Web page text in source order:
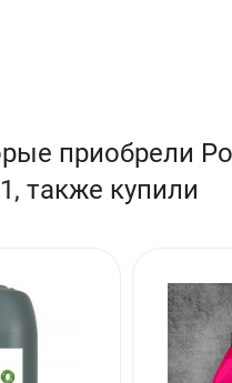
приобрели
также купили